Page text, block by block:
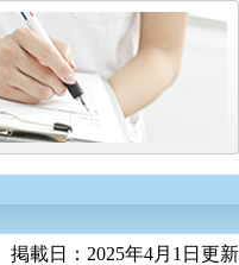
掲載日：2025年4月1日更新